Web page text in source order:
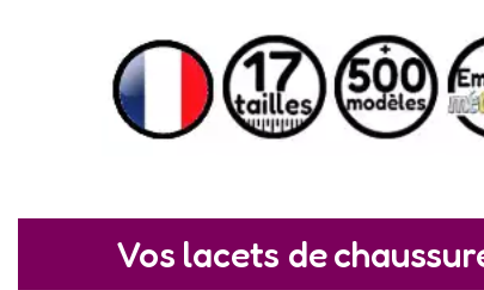
Vos lacets de